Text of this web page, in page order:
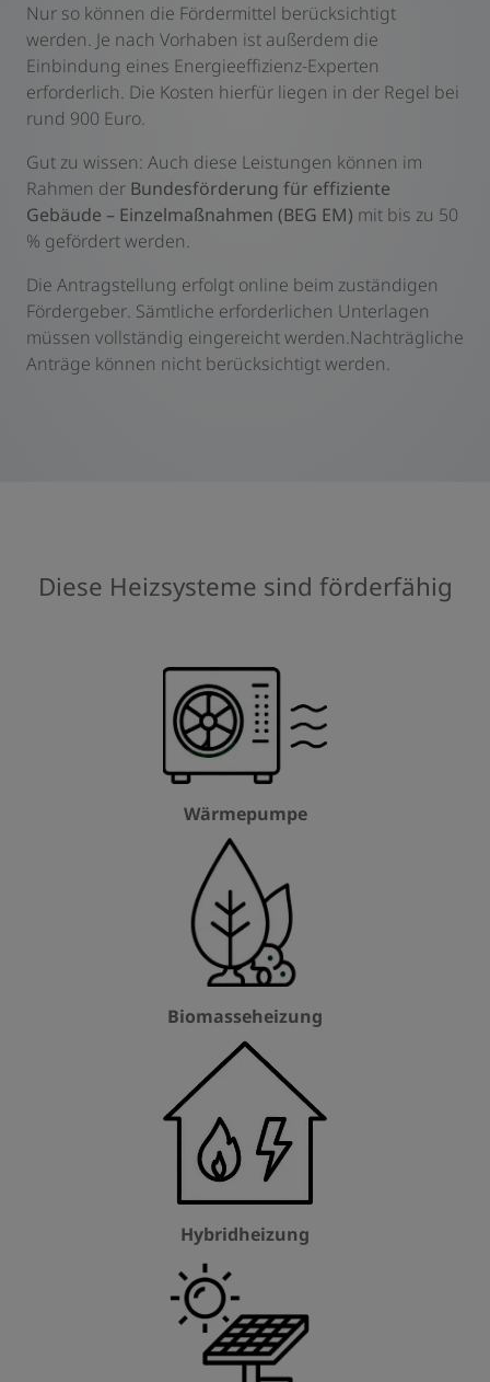
Nur so können die Fördermittel berücksichtigt
werden. Je nach Vorhaben ist außerdem die
Einbindung eines Energieeffizienz-Experten
erforderlich. Die Kosten hierfür liegen in der Regel bei
rund 900 Euro.
Gut zu wissen: Auch diese Leistungen können im
Rahmen der Bundesförderung für effiziente
Gebäude – Einzelmaßnahmen (BEG EM) mit bis zu 50
% gefördert werden.
Die Antragstellung erfolgt online beim zuständigen
Fördergeber. Sämtliche erforderlichen Unterlagen
müssen vollständig eingereicht werden.Nachträgliche
Anträge können nicht berücksichtigt werden.
Diese Heizsysteme sind förderfähig
Wärmepumpe
Biomasseheizung
Hybridheizung